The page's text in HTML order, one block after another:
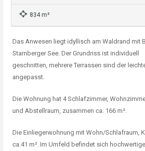
834 m²
Das Anwesen liegt idyllisch am Waldrand mit
Starnberger See. Der Grundriss ist individuell
geschnitten, mehrere Terrassen sind der
angepasst.
Die Wohnung hat 4 Schlafzimmer,
und Abstellraum, zusammen ca. 166 m².
Die Einliegerwohnung mit Wohn/Schlafraum,
ca.41 m². Im Umfeld befindet sich hochwertige